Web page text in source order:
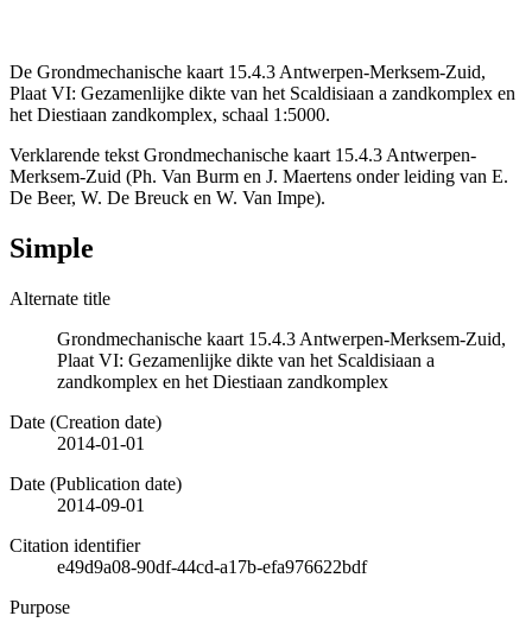
De Grondmechanische kaart 15.4.3 Antwerpen-Merksem-Zuid,
Plaat VI: Gezamenlijke dikte van het Scaldisiaan a zandkomplex en
het Diestiaan zandkomplex, schaal 1:5000.
Verklarende tekst Grondmechanische kaart 15.4.3 Antwerpen-
Merksem-Zuid (Ph. Van Burm en J. Maertens onder leiding van E.
De Beer, W. De Breuck en W. Van Impe).
Simple
Alternate title
Grondmechanische kaart 15.4.3 Antwerpen-Merksem-Zuid,
Plaat VI: Gezamenlijke dikte van het Scaldisiaan a
zandkomplex en het Diestiaan zandkomplex
Date (Creation date)
2014-01-01
Date (Publication date)
2014-09-01
Citation identifier
e49d9a08-90df-44cd-a17b-efa976622bdf
Purpose